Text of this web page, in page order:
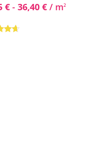
€ - 36,40 € / m2